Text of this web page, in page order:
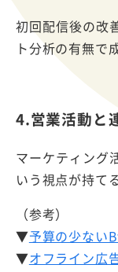
初回配信後の改
ト分析の有無で
4.営業活動と
マーケティング
いう視点が持て
（参考）
▼予算の少ない
▼オフライン広